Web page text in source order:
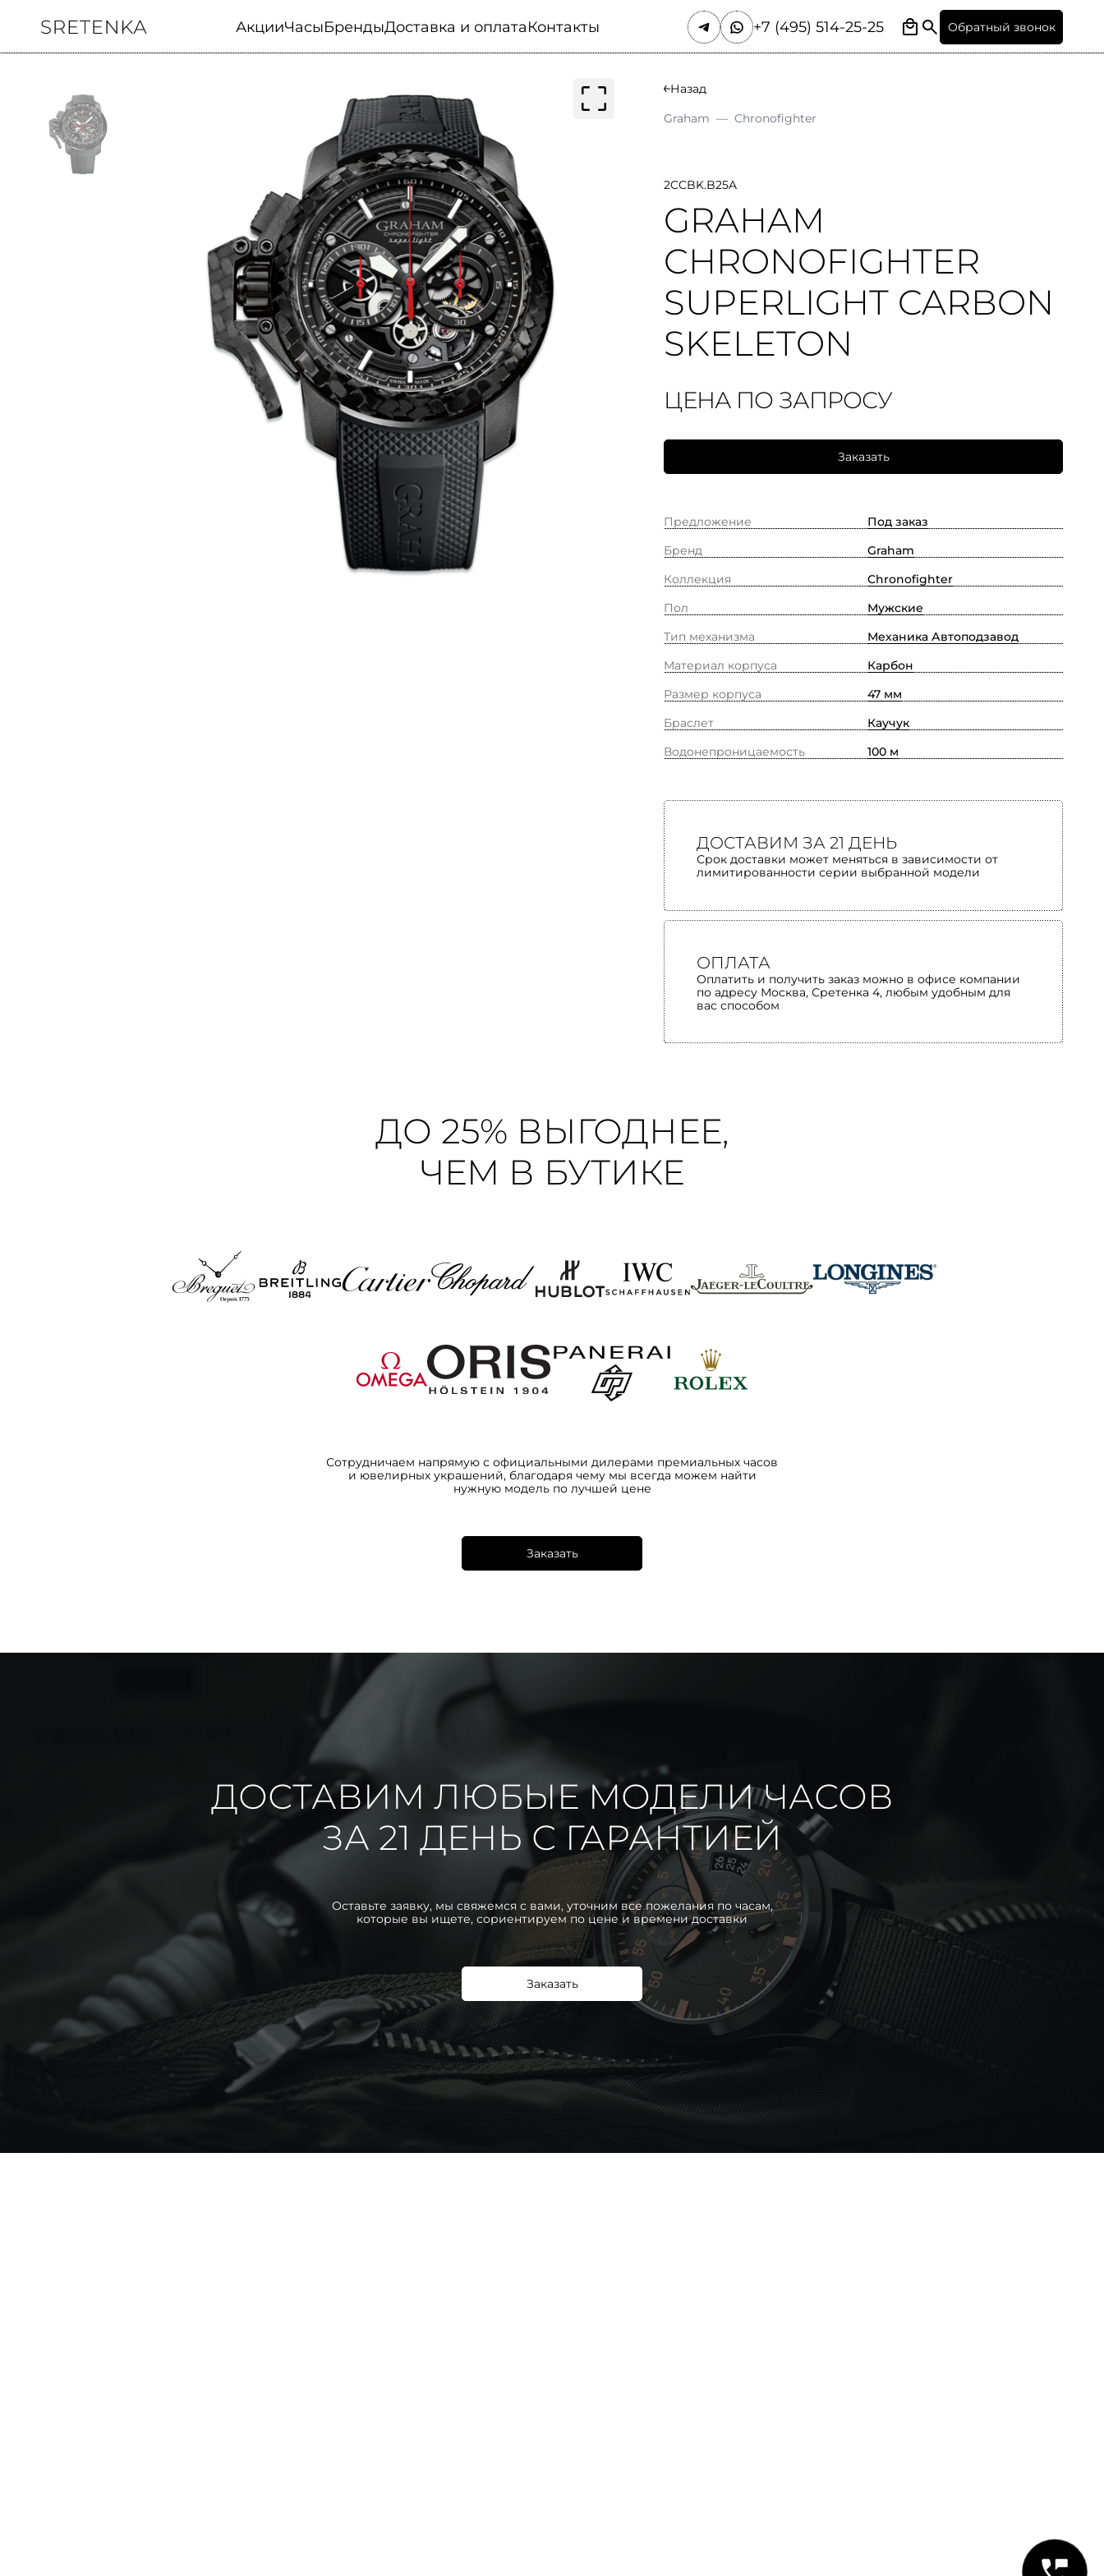
АкцииЧасыБрендыДоставка и оплатаКонтакты +7 (495) 514-25-25 Обратный звонок
Назад
Graham — Chronofighter
2CCBK.B25A
GRAHAM
CHRONOFIGHTER
SUPERLIGHT CARBON
SKELETON
ЦЕНА ПО ЗАПРОСУ
Заказать
Предложение
Под заказ
Бренд
Graham
Коллекция
Chronofighter
Пол
Мужские
Тип механизма
Механика Автоподзавод
Материал корпуса
Карбон
Размер корпуса
47 мм
Браслет
Каучук
Водонепроницаемость
100 м
ДОСТАВИМ ЗА 21 ДЕНЬ
Срок доставки может меняться в зависимости от
лимитированности серии выбранной модели
ОПЛАТА
Оплатить и получить заказ можно в офисе компании
по адресу Москва, Сретенка 4, любым удобным для
вас способом
ДО 25% ВЫГОДНЕЕ,
ЧЕМ В БУТИКЕ
Сотрудничаем напрямую с официальными дилерами премиальных часов
и ювелирных украшений, благодаря чему мы всегда можем найти
нужную модель по лучшей цене
Заказать
ДОСТАВИМ ЛЮБЫЕ МОДЕЛИ ЧАСОВ
ЗА 21 ДЕНЬ С ГАРАНТИЕЙ
Оставьте заявку, мы свяжемся с вами, уточним все пожелания по часам,
которые вы ищете, сориентируем по цене и времени доставки
Заказать